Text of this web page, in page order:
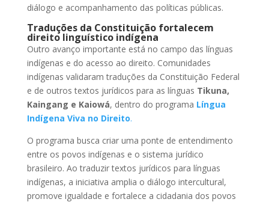
diálogo e acompanhamento das políticas públicas.
Traduções da Constituição fortalecem
direito linguístico indígena
Outro avanço importante está no campo das línguas
indígenas e do acesso ao direito. Comunidades
indígenas validaram traduções da Constituição Federal
e de outros textos jurídicos para as línguas Tikuna,
Kaingang e Kaiowá, dentro do programa Língua
Indígena Viva no Direito.
O programa busca criar uma ponte de entendimento
entre os povos indígenas e o sistema jurídico
brasileiro. Ao traduzir textos jurídicos para línguas
indígenas, a iniciativa amplia o diálogo intercultural,
promove igualdade e fortalece a cidadania dos povos